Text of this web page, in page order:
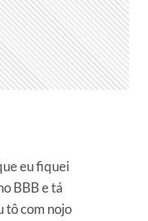
eu fiquei
BBB e tá
tô com nojo